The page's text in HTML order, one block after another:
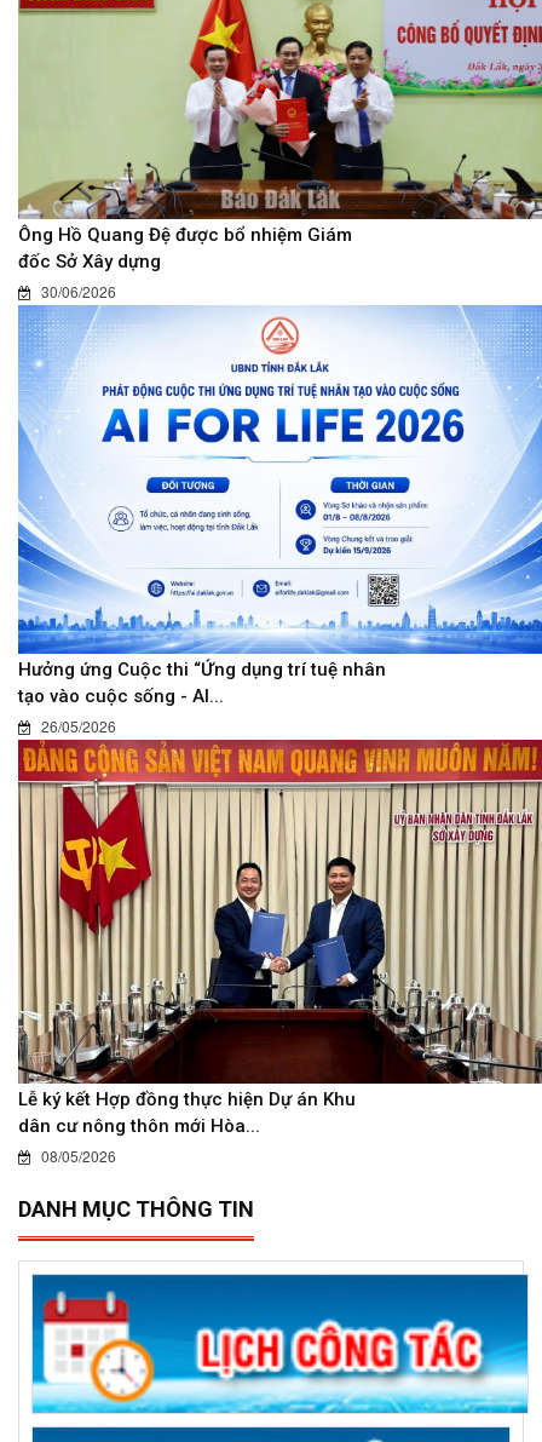
Ông Hồ Quang Đệ được bổ nhiệm Giám
đốc Sở Xây dựng
30/06/2026
Hưởng ứng Cuộc thi “Ứng dụng trí tuệ nhân
tạo vào cuộc sống - AI...
26/05/2026
Lễ ký kết Hợp đồng thực hiện Dự án Khu
dân cư nông thôn mới Hòa...
08/05/2026
DANH MỤC THÔNG TIN